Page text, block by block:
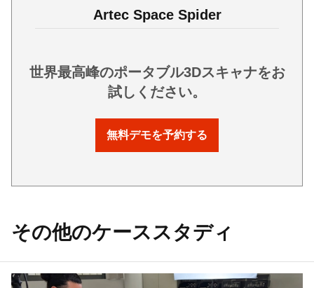
Artec Space Spider
世界最高峰のポータブル3Dスキャナをお
試しください。
無料デモを予約する
その他のケーススタディ